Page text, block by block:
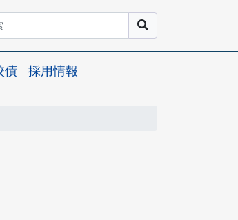
債 採用情報